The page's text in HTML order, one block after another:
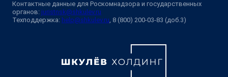
Контактные данные для Роскомнадзора и государственных
органов: juristnsk@shkulev.ru
Техподдержка: help@shkulev.ru , 8 (800) 200-03-83 (доб.3)